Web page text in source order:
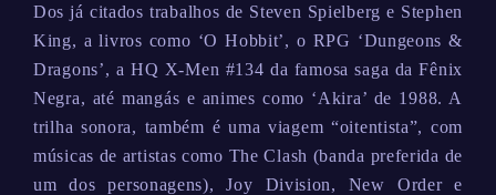
Dos já citados trabalhos de Steven Spielberg e Stephen
King, a livros como ‘O Hobbit’, o RPG ‘Dungeons &
Dragons’, a HQ X-Men #134 da famosa saga da Fênix
Negra, até mangás e animes como ‘Akira’ de 1988. A
trilha sonora, também é uma viagem “oitentista”, com
músicas de artistas como The Clash (banda preferida de
um dos personagens), Joy Division, New Order e